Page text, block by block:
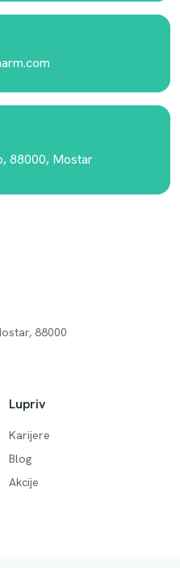
88000, Mostar
88000
Lupriv
Karijere
Blog
Akcije